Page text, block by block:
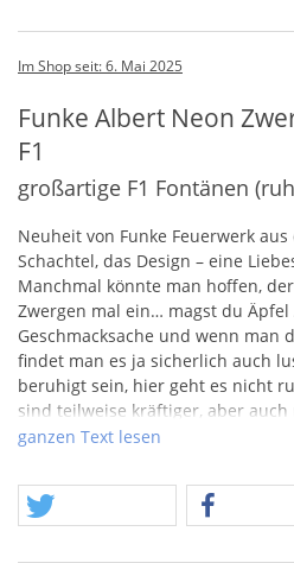
Im Shop seit: 6. Mai 2025
Funke Albert Neon
F1
großartige F1 Fontänen
Neuheit von Funke Feuerwerk
Schachtel, das Design – eine
Manchmal könnte man hoffen,
Zwergen mal ein… magst du Äpfel
Geschmacksache und wenn man
findet man es ja sicherlich auch
beruhigt sein, hier geht es nicht
sind teilweise kräftiger, aber
Aufstellen ist aber sinnvoll.
Sterne in unterschiedlichen
ganzen Text lesen